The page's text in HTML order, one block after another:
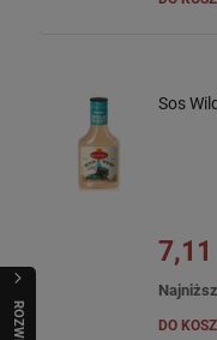
R
O
Z
W
I
Ń
O
B
I
Sos
7,11
DO